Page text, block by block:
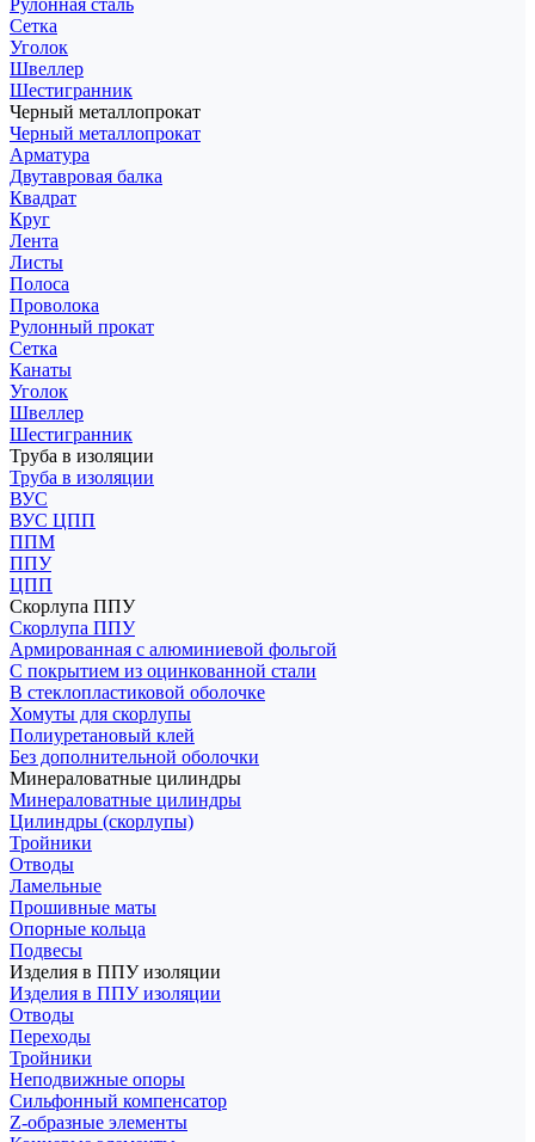
Рулонная сталь
Сетка
Уголок
Швеллер
Шестигранник
Черный металлопрокат
Черный металлопрокат
Арматура
Двутавровая балка
Квадрат
Круг
Лента
Листы
Полоса
Проволока
Рулонный прокат
Сетка
Канаты
Уголок
Швеллер
Шестигранник
Труба в изоляции
Труба в изоляции
ВУС
ВУС ЦПП
ППМ
ППУ
ЦПП
Скорлупа ППУ
Скорлупа ППУ
Армированная с алюминиевой фольгой
С покрытием из оцинкованной стали
В стеклопластиковой оболочке
Хомуты для скорлупы
Полиуретановый клей
Без дополнительной оболочки
Минераловатные цилиндры
Минераловатные цилиндры
Цилиндры (скорлупы)
Тройники
Отводы
Ламельные
Прошивные маты
Опорные кольца
Подвесы
Изделия в ППУ изоляции
Изделия в ППУ изоляции
Отводы
Переходы
Тройники
Неподвижные опоры
Cильфонный компенсатор
Z-образные элементы